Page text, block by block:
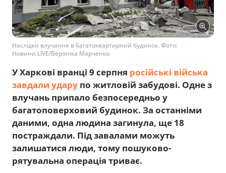
Наслідки влучання в багатоквартирний будинок. Фото:
Новини.LIVE/Вероніка Марченко
У Харкові вранці 9 серпня російські війська
завдали удару по житловій забудові. Одне з
влучань припало безпосередньо у
багатоповерховий будинок. За останніми
даними, одна людина загинула, ще 18
постраждали. Під завалами можуть
залишатися люди, тому пошуково-
рятувальна операція триває.